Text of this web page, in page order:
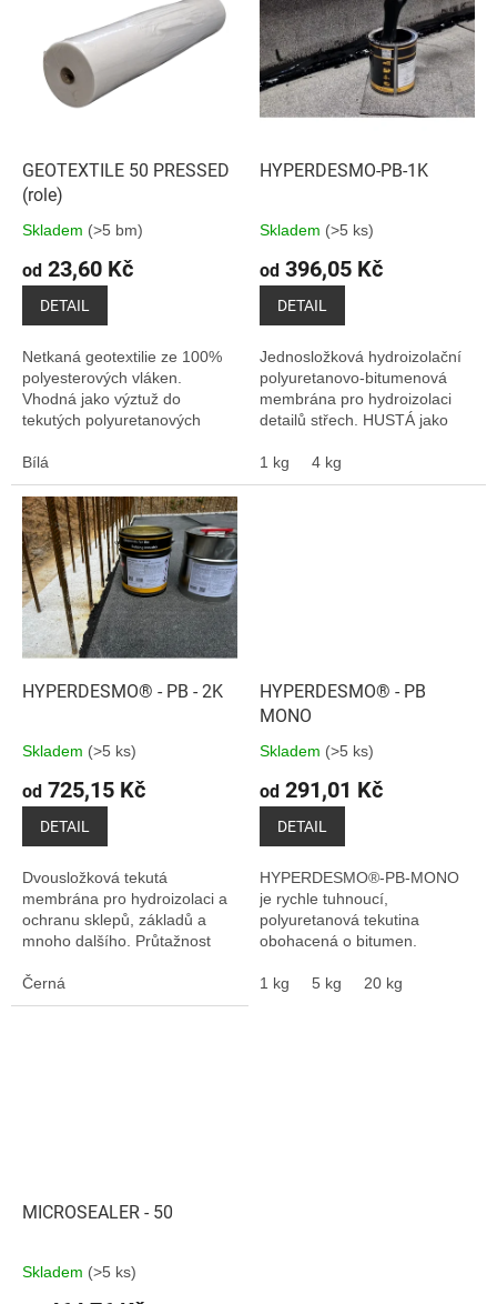
GEOTEXTILE 50 PRESSED
(role)
Skladem (>5 bm)
od 23,60 Kč
DETAIL
Netkaná geotextilie ze 100%
polyesterových vláken.
Vhodná jako výztuž do
tekutých polyuretanových
Bílá
HYPERDESMO-PB-1K
Skladem (>5 ks)
od 396,05 Kč
DETAIL
Jednosložková hydroizolační
polyuretanovo-bitumenová
membrána pro hydroizolaci
detailů střech. HUSTÁ jako
základů, sklepů.
1 kg 4 kg
HYPERDESMO® - PB - 2K
Skladem (>5 ks)
od 725,15 Kč
DETAIL
Dvousložková tekutá
membrána pro hydroizolaci a
ochranu sklepů, základů a
mnoho dalšího. Průtažnost
vlastností polyuretanu a
bitumenu. Není určen k...
Černá
HYPERDESMO® - PB
MONO
Skladem (>5 ks)
od 291,01 Kč
DETAIL
HYPERDESMO®-PB-MONO
je rychle tuhnoucí,
polyuretanová tekutina
obohacená o bitumen.
povrchy: nestéká a nevytváří
1 kg 5 kg 20 kg
MICROSEALER - 50
Skladem (>5 ks)